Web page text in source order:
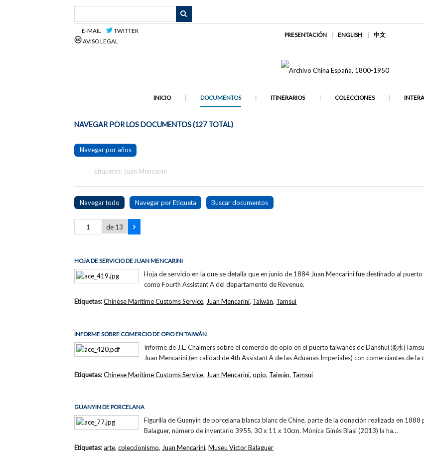
E-MAIL
TWITTER
AVISO LEGAL
PRESENTACIÓN ENGLISH 中文
INICIO DOCUMENTOS ITINERARIOS COLECCIONES
NAVEGAR POR LOS DOCUMENTOS (127 TOTAL)
Navegar por años
Etiquetas: Juan Mencarini
Navegar todo Navegar por Etiqueta Buscar documentos
de 13
HOJA DE SERVICIO DE JUAN MENCARINI
Hoja de servicio en la que se detalla que en junio de 1884 Juan Mencarini fue destinado al puerto
como Fourth Assistant A del departamento de Revenue.
Etiquetas:Chinese Maritime Customs Service, Juan Mencarini, Taiwán, Tamsui
INFORME SOBRE COMERCIO DE OPIO EN TAIWÁN
Informe de J.L. Chalmers sobre el comercio de opio en el puerto taiwanés de Danshui 淡水
Juan Mencarini (en calidad de 4th Assistant A de las Aduanas Imperiales) con comerciantes de la
Etiquetas:Chinese Maritime Customs Service, Juan Mencarini,opio, Taiwán, Tamsui
GUANYIN DE PORCELANA
Figurilla de Guanyin de porcelana blanca blanc de Chine, parte de la donación realizada en
Balaguer, número de inventario 3955, 30 x 11 x 10cm. Mònica Ginés Blasi (2013) la ha…
Etiquetas:arte,coleccionismo, Juan Mencarini,Museu Víctor Balaguer